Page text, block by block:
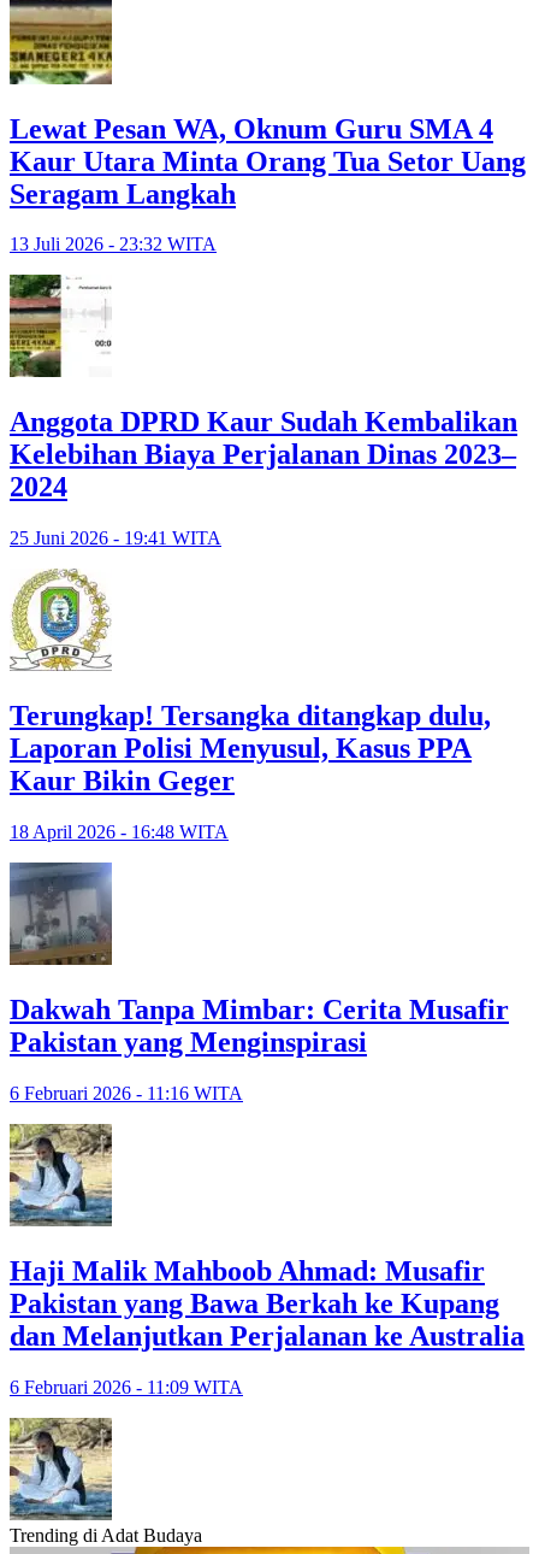
Lewat Pesan WA, Oknum Guru SMA 4
Kaur Utara Minta Orang Tua Setor Uang
Seragam Langkah
13 Juli 2026 - 23:32 WITA
Anggota DPRD Kaur Sudah Kembalikan
Kelebihan Biaya Perjalanan Dinas 2023–
2024
25 Juni 2026 - 19:41 WITA
Terungkap! Tersangka ditangkap dulu,
Laporan Polisi Menyusul, Kasus PPA
Kaur Bikin Geger
18 April 2026 - 16:48 WITA
Dakwah Tanpa Mimbar: Cerita Musafir
Pakistan yang Menginspirasi
6 Februari 2026 - 11:16 WITA
Haji Malik Mahboob Ahmad: Musafir
Pakistan yang Bawa Berkah ke Kupang
dan Melanjutkan Perjalanan ke Australia
6 Februari 2026 - 11:09 WITA
Trending di Adat Budaya